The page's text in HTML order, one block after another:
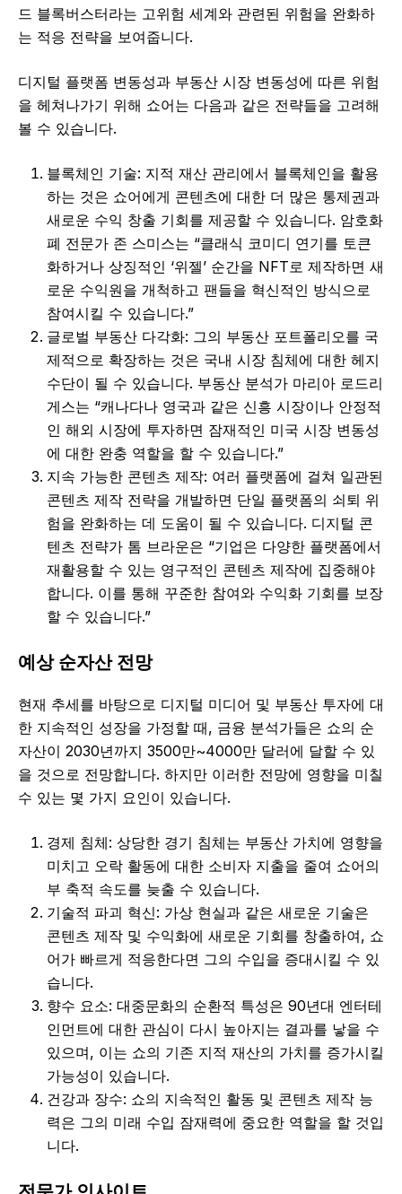
드 블록버스터라는 고위험 세계와 관련된 위험을 완화하
는 적응 전략을 보여줍니다.
디지털 플랫폼 변동성과 부동산 시장 변동성에 따른 위험
을 헤쳐나가기 위해 쇼어는 다음과 같은 전략들을 고려해
볼 수 있습니다.
블록체인 기술: 지적 재산 관리에서 블록체인을 활용
하는 것은 쇼어에게 콘텐츠에 대한 더 많은 통제권과
새로운 수익 창출 기회를 제공할 수 있습니다. 암호화
폐 전문가 존 스미스는 “클래식 코미디 연기를 토큰
화하거나 상징적인 ‘위젤’ 순간을 NFT로 제작하면 새
로운 수익원을 개척하고 팬들을 혁신적인 방식으로
참여시킬 수 있습니다.”
글로벌 부동산 다각화: 그의 부동산 포트폴리오를 국
제적으로 확장하는 것은 국내 시장 침체에 대한 헤지
수단이 될 수 있습니다. 부동산 분석가 마리아 로드리
게스는 “캐나다나 영국과 같은 신흥 시장이나 안정적
인 해외 시장에 투자하면 잠재적인 미국 시장 변동성
에 대한 완충 역할을 할 수 있습니다.”
지속 가능한 콘텐츠 제작: 여러 플랫폼에 걸쳐 일관된
콘텐츠 제작 전략을 개발하면 단일 플랫폼의 쇠퇴 위
험을 완화하는 데 도움이 될 수 있습니다. 디지털 콘
텐츠 전략가 톰 브라운은 “기업은 다양한 플랫폼에서
재활용할 수 있는 영구적인 콘텐츠 제작에 집중해야
합니다. 이를 통해 꾸준한 참여와 수익화 기회를 보장
할 수 있습니다.”
예상 순자산 전망
현재 추세를 바탕으로 디지털 미디어 및 부동산 투자에 대
한 지속적인 성장을 가정할 때, 금융 분석가들은 쇼의 순
자산이 2030년까지 3500만~4000만 달러에 달할 수 있
을 것으로 전망합니다. 하지만 이러한 전망에 영향을 미칠
수 있는 몇 가지 요인이 있습니다.
경제 침체: 상당한 경기 침체는 부동산 가치에 영향을
미치고 오락 활동에 대한 소비자 지출을 줄여 쇼어의
부 축적 속도를 늦출 수 있습니다.
기술적 파괴 혁신: 가상 현실과 같은 새로운 기술은
콘텐츠 제작 및 수익화에 새로운 기회를 창출하여, 쇼
어가 빠르게 적응한다면 그의 수입을 증대시킬 수 있
습니다.
향수 요소: 대중문화의 순환적 특성은 90년대 엔터테
인먼트에 대한 관심이 다시 높아지는 결과를 낳을 수
있으며, 이는 쇼의 기존 지적 재산의 가치를 증가시킬
가능성이 있습니다.
건강과 장수: 쇼의 지속적인 활동 및 콘텐츠 제작 능
력은 그의 미래 수입 잠재력에 중요한 역할을 할 것입
니다.